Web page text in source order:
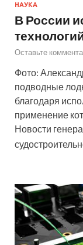
НАУКА
В России
Оставьте
Фото:
подводные
благодаря
применение
Новости